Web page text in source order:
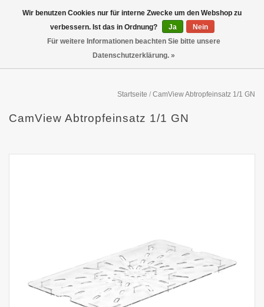
Startseite / CamView Abtropfeinsatz 1/1 GN
CamView Abtropfeinsatz 1/1 GN
Wir benutzen Cookies nur für interne Zwecke um den Webshop zu
verbessern. Ist das in Ordnung?
Ja
Nein
Für weitere Informationen beachten Sie bitte unsere
Datenschutzerklärung. »